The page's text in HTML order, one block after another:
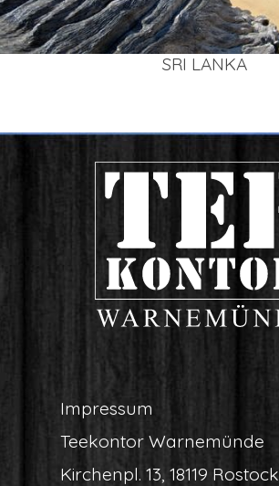
SRI LAN­KA
Impres­sum
Tee­kon­tor Warnemünde
Kir­chen­pl. 13, 18119 Rostock